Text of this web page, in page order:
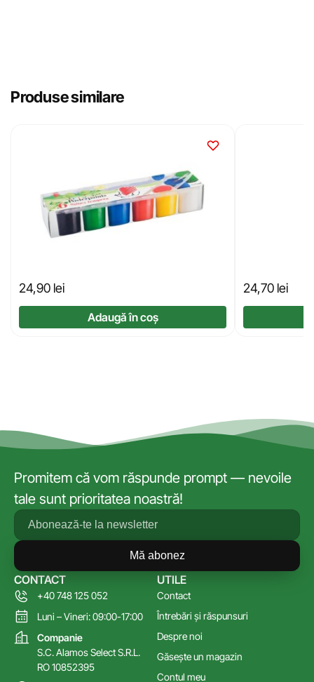
Produse similare
24,90 lei
Adaugă în coș
24,70 lei
Promitem că vom răspunde prompt — nevoile
tale sunt prioritatea noastră!
Mă abonez
UTILE
Contact
Întrebări și răspunsuri
Despre noi
Găsește un magazin
Contul meu
CONTACT
+40 748 125 052
Luni – Vineri: 09:00-17:00
Companie
S.C. Alamos Select S.R.L.
RO 10852395